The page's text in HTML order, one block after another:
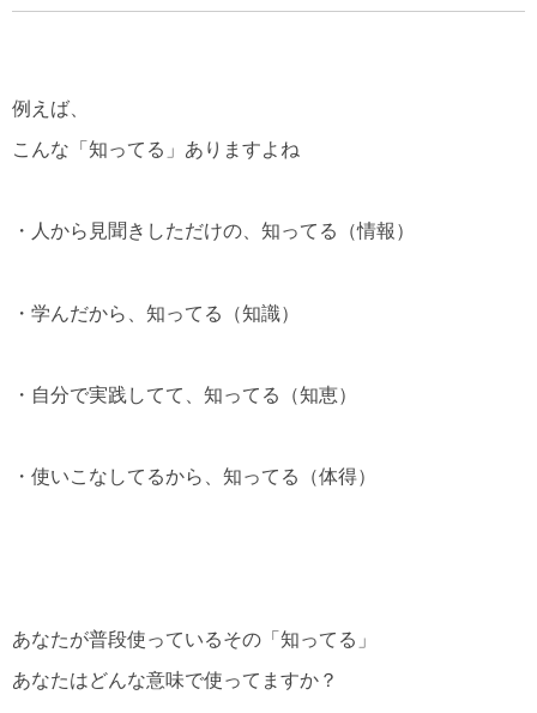
例えば、
こんな「知ってる」ありますよね
・人から見聞きしただけの、知ってる（情報）
・学んだから、知ってる（知識）
・自分で実践してて、知ってる（知恵）
・使いこなしてるから、知ってる（体得）
あなたが普段使っているその「知ってる」
あなたはどんな意味で使ってますか？